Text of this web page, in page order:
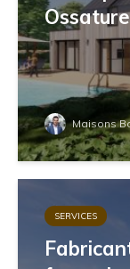
Maisons
SERVICES